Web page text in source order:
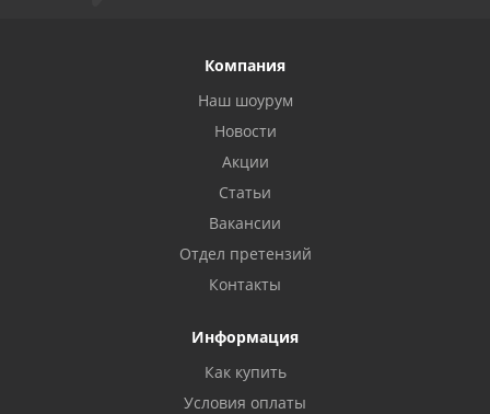
Компания
Наш шоурум
Новости
Акции
Статьи
Вакансии
Отдел претензий
Контакты
Информация
Как купить
Условия оплаты